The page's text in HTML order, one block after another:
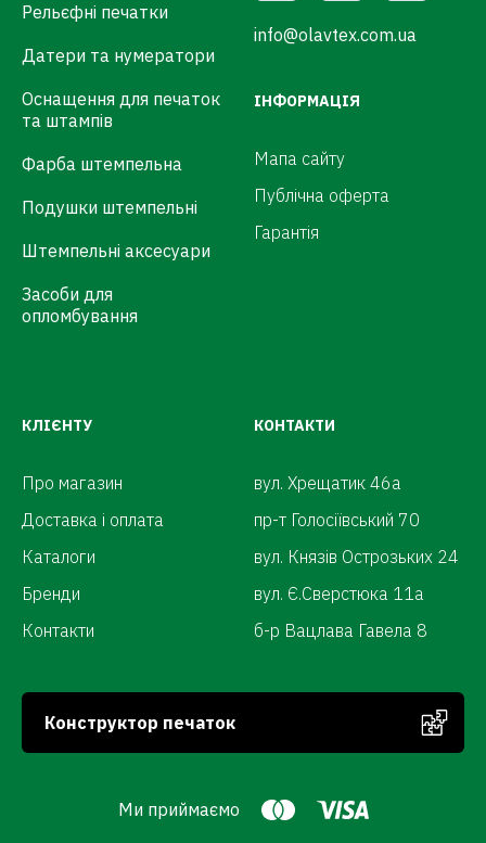
Рельєфні печатки
Датери та нумератори
Оснащення для печаток
та штампів
Фарба штемпельна
Подушки штемпельні
Штемпельні аксесуари
Засоби для
опломбування
info@olavtex.com.ua
ІНФОРМАЦІЯ
Мапа сайту
Публічна оферта
Гарантія
КЛІЄНТУ
Про магазин
Доставка і оплата
Каталоги
Бренди
Контакти
КОНТАКТИ
вул. Хрещатик 46а
пр-т Голосіївський 70
вул. Князів Острозьких 24
вул. Є.Сверстюка 11а
б-р Вацлава Гавела 8
Конструктор печаток
Ми приймаємо